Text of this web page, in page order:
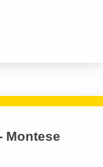
Montese